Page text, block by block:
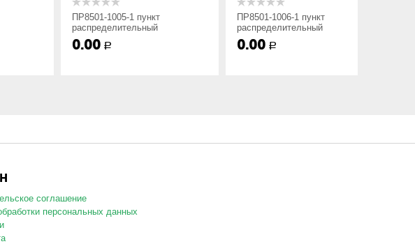
ПР8501-1005-1 пункт
распределительный
Р
ПР8501-1006-1 пункт
распределительный
Р
соглашение
персональных данных